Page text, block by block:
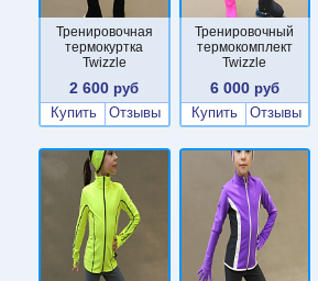
Тренировочная
термокуртка
Twizzle
2 600 руб
Купить
Отзывы
Тренировочный
термокомплект
Twizzle
6 000 руб
Купить
Отзывы